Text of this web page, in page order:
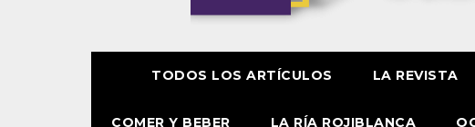
TODOS LOS ARTÍCULOS LA REVISTA
COMER Y BEBER LA RÍA ROJIBLANCA